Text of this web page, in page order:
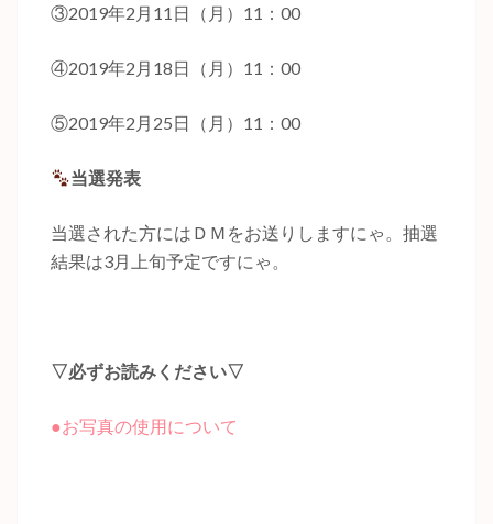
③2019年2月11日（月）11：00
④2019年2月18日（月）11：00
⑤2019年2月25日（月）11：00
当選発表
当選された方にはＤＭをお送りしますにゃ。抽選
結果は3月上旬予定ですにゃ。
▽必ずお読みください▽
●お写真の使用について